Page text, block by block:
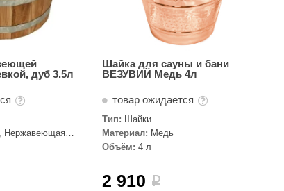
дуб 3.5л
Нержавеющая
Шайка для сауны и бани
ВЕЗУВИЙ Медь 4л
товар ожидается
Тип:
Шайки
Материал: Медь
Объём: 4 л
2 910 i